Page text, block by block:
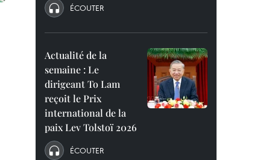
ÉCOUTER
Actualité de la
semaine : Le
dirigeant To Lam
reçoit le Prix
international de la
paix Lev Tolstoï 2026
ÉCOUTER